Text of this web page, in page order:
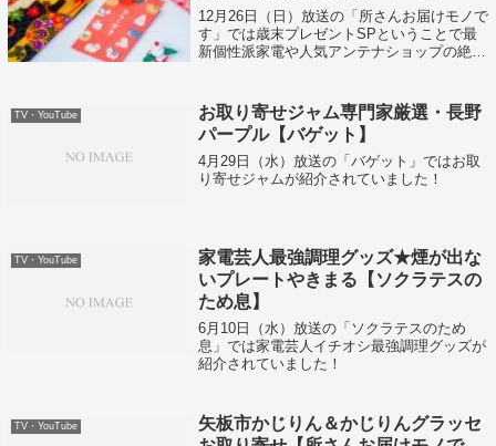
12月26日（日）放送の「所さんお届けモノで
す」では歳末プレゼントSPということで最
新個性派家電や人気アンテナショップの絶品
TV・YouTube
お取り寄せジャム専門家厳選・長野
パープル【バゲット】
4月29日（水）放送の「バゲット」ではお取
り寄せジャムが紹介されていました！
TV・YouTube
家電芸人最強調理グッズ★煙が出な
いプレートやきまる【ソクラテスの
ため息】
6月10日（水）放送の「ソクラテスのため
息」では家電芸人イチオシ最強調理グッズが
紹介されていました！
TV・YouTube
矢板市かじりん＆かじりんグラッセ